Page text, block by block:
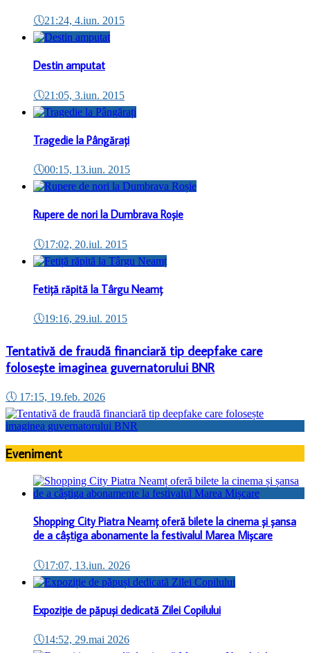
🕔21:24, 4.iun. 2015
Destin amputat
🕔21:05, 3.iun. 2015
Tragedie la Pângărați
🕔00:15, 13.iun. 2015
Rupere de nori la Dumbrava Roșie
🕔17:02, 20.iul. 2015
Fetiță răpită la Târgu Neamț
🕔19:16, 29.iul. 2015
Tentativă de fraudă financiară tip deepfake care
folosește imaginea guvernatorului BNR
🕔 17:15, 19.feb. 2026
Eveniment
Shopping City Piatra Neamț oferă bilete la cinema și șansa
de a câștiga abonamente la festivalul Marea Mișcare
🕔17:07, 13.iun. 2026
Expoziție de păpuși dedicată Zilei Copilului
🕔14:52, 29.mai 2026